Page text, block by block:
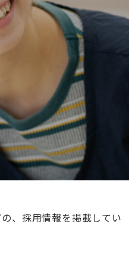
、採用情報を掲載してい